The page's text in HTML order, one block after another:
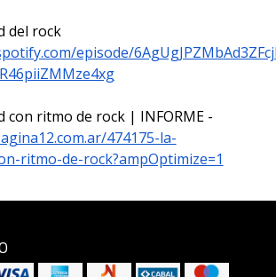
del rock
episode/
con ritmo de rock | INFORME -
474175-la-
ritmo-de-rock?ampOptimize=1